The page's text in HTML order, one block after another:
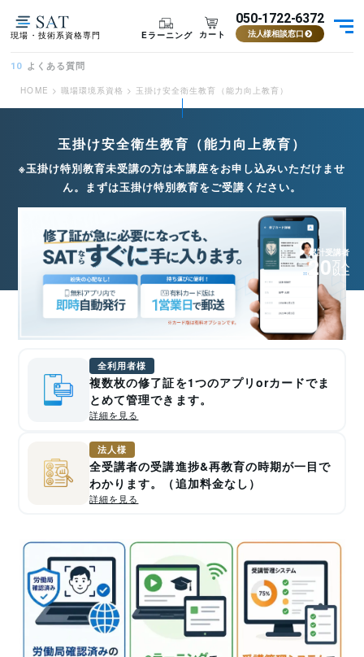
現場・技術系資格専門 Eラーニング カート
050-1722-6372
法人様相談窓口
10 よくある質問
HOME > 職場環境系資格 > 玉掛け安全衛生教育（能力向上教育）
玉掛け安全衛生教育（能力向上教育）
※玉掛け特別教育未受講の方は本講座をお申し込みいただけませ
ん。まずは玉掛け特別教育をご受講ください。
累計受講者
20万人
以上
全利用者様
複数枚の修了証を1つのアプリorカードでま
とめて管理できます。
詳細を見る
法人様
全受講者の受講進捗&再教育の時期が一目で
わかります。（追加料金なし）
詳細を見る